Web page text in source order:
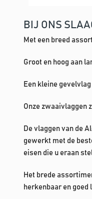
BIJ ONS
Met een breed
Groot en hoog aan
Een kleine
Onze zwaaivlaggen
De vlaggen van de
gewerkt met de
eisen die u eraan
Het brede
herkenbaar en